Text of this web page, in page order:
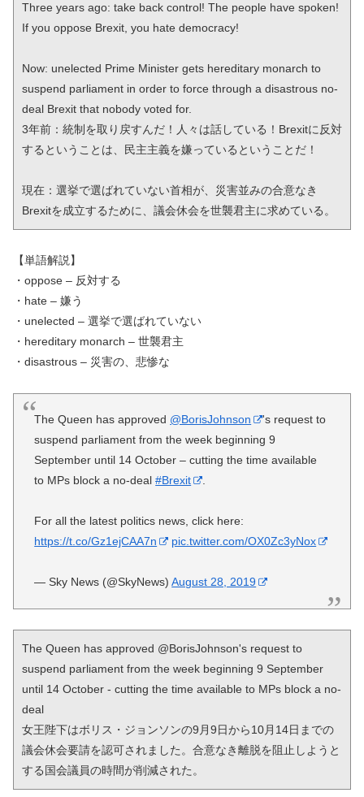
Three years ago: take back control! The people have spoken!
If you oppose Brexit, you hate democracy!
Now: unelected Prime Minister gets hereditary monarch to
suspend parliament in order to force through a disastrous no-
deal Brexit that nobody voted for.
3年前：統制を取り戻すんだ！人々は話している！Brexitに反対
するということは、民主主義を嫌っているということだ！
現在：選挙で選ばれていない首相が、災害並みの合意なき
Brexitを成立するために、議会休会を世襲君主に求めている。
【単語解説】
・oppose – 反対する
・hate – 嫌う
・unelected – 選挙で選ばれていない
・hereditary monarch – 世襲君主
・disastrous – 災害の、悲惨な
The Queen has approved @BorisJohnson
's request to
suspend parliament from the week beginning 9
September until 14 October – cutting the time available
to MPs block a no-deal#Brexit .
For all the latest politics news, click here:
https://t.co/Gz1ejCAA7n
pic.twitter.com/OX0Zc3yNox
— Sky News (@SkyNews)August 28, 2019
The Queen has approved @BorisJohnson's request to
suspend parliament from the week beginning 9 September
until 14 October - cutting the time available to MPs block a no-
deal
女王陛下はボリス・ジョンソンの9月9日から10月14日までの
議会休会要請を認可されました。合意なき離脱を阻止しようと
する国会議員の時間が削減された。